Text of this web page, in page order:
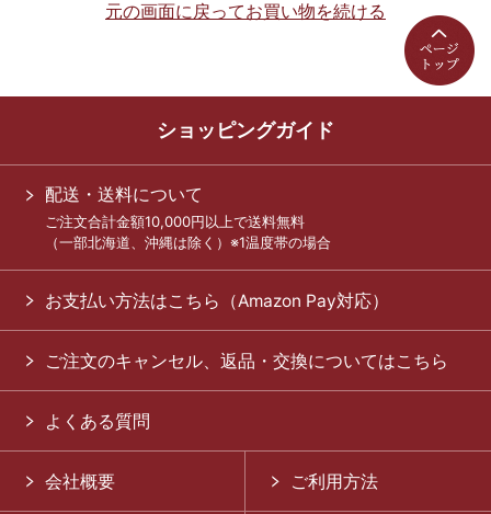
元の画面に戻ってお買い物を続ける
ショッピングガイド
配送・送料について
ご注文合計金額10,000円以上で送料無料
（一部北海道、沖縄は除く）※1温度帯の場合
お支払い方法はこちら（Amazon Pay対応）
ご注文のキャンセル、返品・交換についてはこちら
よくある質問
会社概要 ご利用方法